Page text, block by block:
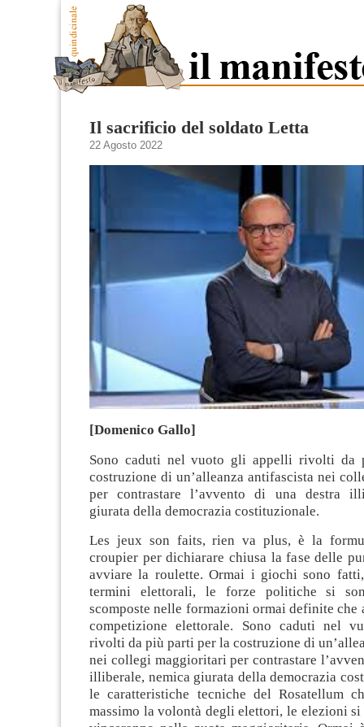
Il sacrificio del soldato Letta
22 Agosto 2022
[Domenico Gallo]
Sono caduti nel vuoto gli appelli rivolti da
costruzione di un’alleanza antifascista nei
per contrastare l’avvento di una destra
giurata della democrazia costituzionale.
Les jeux son faits, rien va plus, è la
croupier per dichiarare chiusa la fase delle
avviare la roulette. Ormai i giochi sono
termini elettorali, le forze politiche si
scomposte nelle formazioni ormai definite che
competizione elettorale. Sono caduti nel
rivolti da più parti per la costruzione di
nei collegi maggioritari per contrastare
illiberale, nemica giurata della democrazia
le caratteristiche tecniche del Rosatellum
massimo la volontà degli elettori, le elezioni si